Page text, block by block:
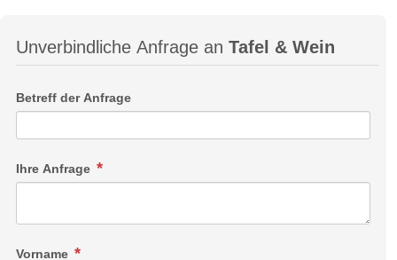
Unverbindliche Anfrage an Tafel & Wein
Betreff der Anfrage
Ihre Anfrage
Vorname